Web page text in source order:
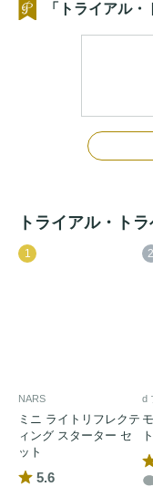
「トライアル
トライアル・ト
1
NARS
ミニ ライトリフレクテ
ィング スターター セ
ット
5.6
2
d